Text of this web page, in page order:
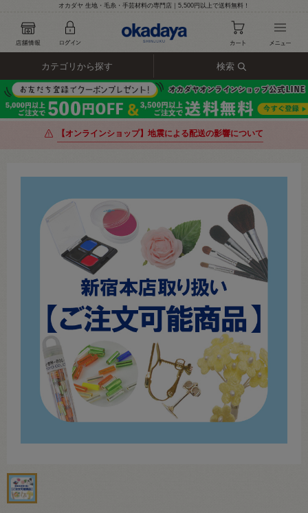
オカダヤ 生地・毛糸・手芸材料の専門店｜5,500円以上で送料無料！
カテゴリから探す 検索
【オンラインショップ】地震による配送の影響について